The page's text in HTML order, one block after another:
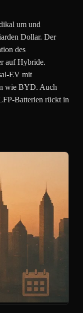
um und
Dollar. Der
des
auf Hybride.
EV mit
wie BYD. Auch
Batterien rückt in